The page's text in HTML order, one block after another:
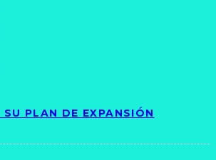
PLAN DE EXPANSIÓN